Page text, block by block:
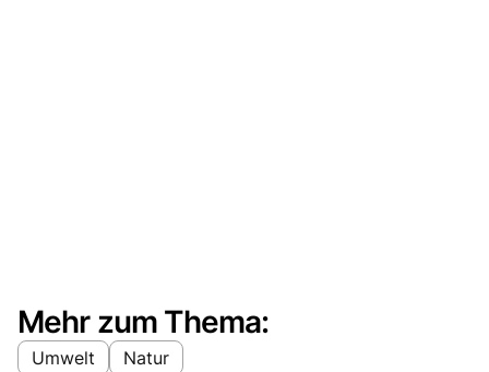
Mehr zum Thema:
Umwelt Natur